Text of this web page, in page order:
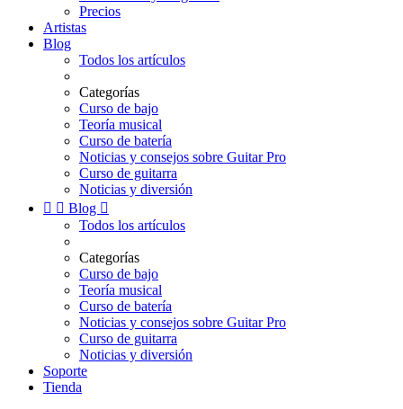
Precios
Artistas
Blog
Todos los artículos
Categorías
Curso de bajo
Teoría musical
Curso de batería
Noticias y consejos sobre Guitar Pro
Curso de guitarra
Noticias y diversión
  Blog 
Todos los artículos
Categorías
Curso de bajo
Teoría musical
Curso de batería
Noticias y consejos sobre Guitar Pro
Curso de guitarra
Noticias y diversión
Soporte
Tienda